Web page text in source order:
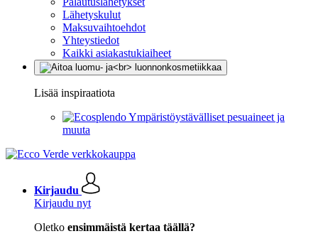
Lähetyskulut
Maksuvaihtoehdot
Yhteystiedot
Kaikki asiakastukiaiheet
Lisää inspiraatiota
Ympäristöystävälliset pesuaineet ja
muuta
Kirjaudu
Kirjaudu nyt
Oletko ensimmäistä kertaa täällä?